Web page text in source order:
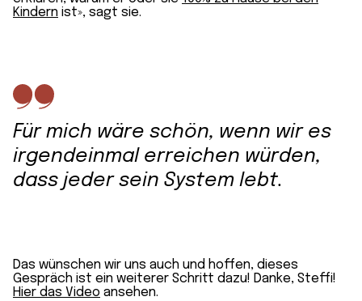
Kindern ist», sagt sie.
Für mich wäre schön, wenn wir es
irgendeinmal erreichen würden,
dass jeder sein System lebt.
Das wünschen wir uns auch und hoffen, dieses
Gespräch ist ein weiterer Schritt dazu! Danke, Steffi!
Hier das Video ansehen.